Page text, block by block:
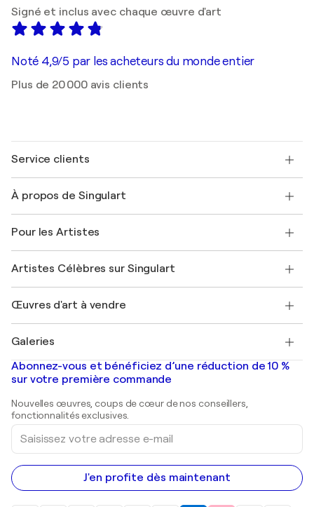
Signé et inclus avec chaque œuvre d'art
Noté 4,9/5 par les acheteurs du monde entier
Plus de 20 000 avis clients
Service clients
Expédition
Offrir une carte cadeau
Rejoignez notre programme commercial
Mon compte
+33 1 76 44 06 42
À propos de Singulart
FAQ
Magazine Singulart
Emplois
Découvrez une sélection d'art original
Pour les Artistes
Se connecter en tant qu'Artiste
Artistes Célèbres sur Singulart
Marc Chagall
Banksy
Mr. Brainwash
Shepard Fairey
Œuvres d'art à vendre
Tableaux abstraits à vendre
Peintures de paysage
Estampes
Peintures acryliques
Galeries
Galeries d'art en France
Galeries d'art en Belgique
Abonnez-vous et bénéficiez d’une réduction de 10 %
sur votre première commande
Nouvelles œuvres, coups de cœur de nos conseillers,
fonctionnalités exclusives.
Saisissez
votre
adresse
e-
mail
J'en profite dès maintenant